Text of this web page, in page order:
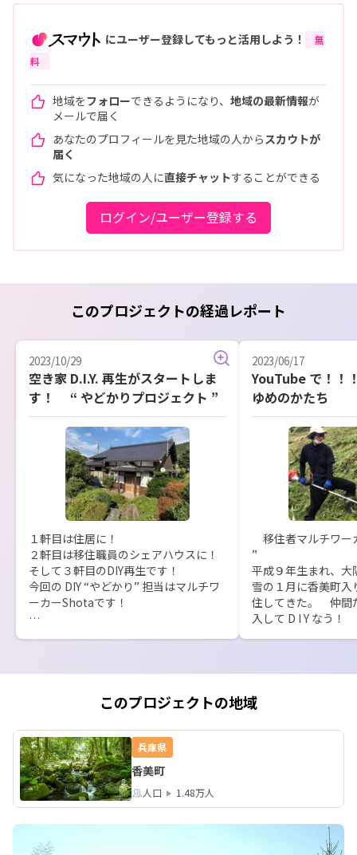
にユーザー登録してもっと活用しよう！
無
料
地域をフォローできるようになり、 地域の最新情報が
メールで届く
あなたのプロフィールを見た地域の人から スカウトが
届く
気になった地域の人に直接チャットすることができる
ログイン/ユーザー登録する
このプロジェクトの経過レポート
2023/10/29
空き家 D.I.Y. 再生がスタートしま
す！ “ やどかりプロジェクト ”
１軒目は住居に！
２軒目は移住職員のシェアハウスに！
そして３軒目のDIY再生です！
今回の DIY “やどかり” 担当はマルチワ
ーカーShotaです！
なラブホ（笑）」とか勝手放題・・・
DIYをしたい方、初心上級問いません！
一緒にやりませんか？
あなたの「きままな〇〇〇〇〇」を聞
かせて欲しいです！
2023/06/17
YouTube で！
ゆめのかたち
移住者マルチワー
”
平成９年生まれ、大
雪の１月に香美町入
住してきた。　仲間
入して D I Y なう！
まち “ TenTen ”の
だいた。
夢いっぱい！　や
このプロジェクトの地域
兵庫県
香美町
人口 1.48万人